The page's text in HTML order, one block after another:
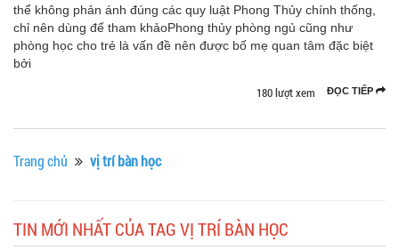
thể không phản ánh đúng các quy luật Phong Thủy chính thống,
chỉ nên dùng để tham khảoPhong thủy phòng ngủ cũng như
phòng học cho trẻ là vấn đề nên được bố mẹ quan tâm đặc biệt
bởi
ĐỌC TIẾP
180 lượt xem
Trang chủ vị trí bàn học
TIN MỚI NHẤT CỦA TAG VỊ TRÍ BÀN HỌC